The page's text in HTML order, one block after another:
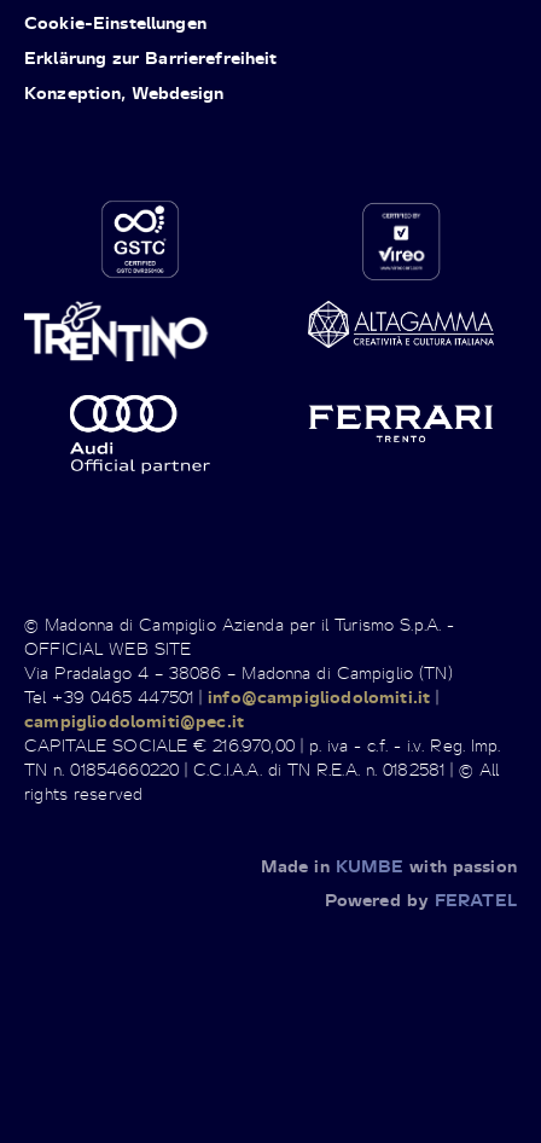
Cookie-Einstellungen
Erklärung zur Barrierefreiheit
Konzeption, Webdesign
© Madonna di Campiglio Azienda per il Turismo S.p.A. -
OFFICIAL WEB SITE
Via Pradalago 4 – 38086 – Madonna di Campiglio (TN)
Tel +39 0465 447501 |info@campigliodolomiti.it |
campigliodolomiti@pec.it
CAPITALE SOCIALE € 216.970,00 | p. iva - c.f. - i.v. Reg. Imp.
TN n. 01854660220 | C.C.I.A.A. di TN R.E.A. n. 0182581 | © All
rights reserved
Made in KUMBE with passion
Powered by FERATEL